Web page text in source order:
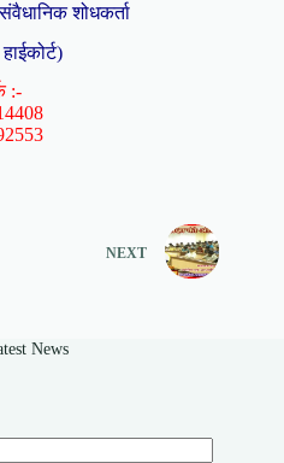
शोधकर्ता
:-
NEXT
News